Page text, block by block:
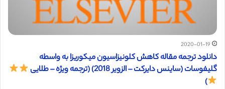
2020-01-19
دانلود ترجمه مقاله کاهش کلونیزاسیون میکوریزا به واسطه
گلیفوسات (ساینس دایرکت – الزویر 2018) (ترجمه ویژه – طلایی
)